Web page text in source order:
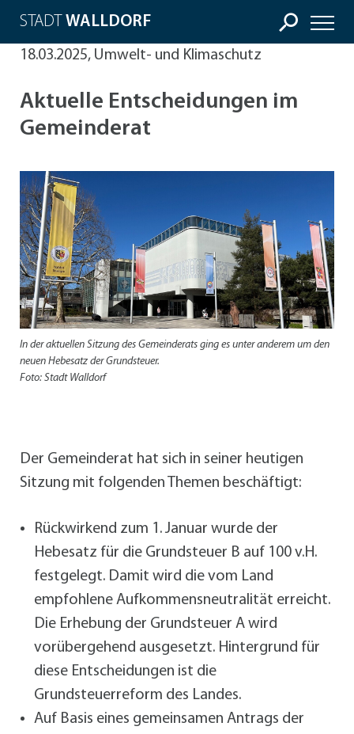
STADT WALLDORF
18.03.2025, Umwelt- und Klimaschutz
Aktuelle Entscheidungen im
Gemeinderat
In der aktuellen Sitzung des Gemeinderats ging es unter anderem um den
neuen Hebesatz der Grundsteuer.
Foto: Stadt Walldorf
Der Gemeinderat hat sich in seiner heutigen
Sitzung mit folgenden Themen beschäftigt:
Rückwirkend zum 1. Januar wurde der
Hebesatz für die Grundsteuer B auf 100 v.H.
festgelegt. Damit wird die vom Land
empfohlene Aufkommensneutralität erreicht.
Die Erhebung der Grundsteuer A wird
vorübergehend ausgesetzt. Hintergrund für
diese Entscheidungen ist die
Grundsteuerreform des Landes.
Auf Basis eines gemeinsamen Antrags der